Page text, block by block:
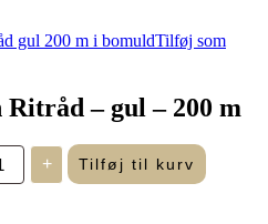
Tilføj som
– gul – 200 m
+ Tilføj til kurv